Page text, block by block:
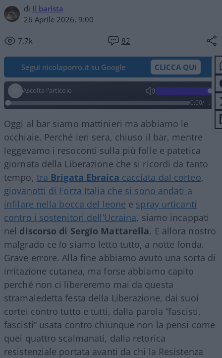
di Il barista
26 Aprile 2026, 9:00
7.7k 82
Segui nicolaporro.it su Google CLICCA QUI
Ascolta l'articolo
0:00/--:--
Oggi al bar siamo mattinieri ma abbiamo le
occhiaie. Perché ieri sera, chiuso il bar, mentre
leggevamo i resoconti sulla più folle e patetica
giornata della Liberazione che si ricordi da tanto
tempo, tra Brigata Ebraica cacciata dal corteo,
giovanotti di Forza Italia che si sono andati a
infilare nella bocca del leone e spray urticanti
contro i sostenitori dell’Ucraina, siamo incappati
nel discorso di Sergio Mattarella. E allora nostro
malgrado ce lo siamo letto tutto, a notte fonda.
Grave errore. Alla fine abbiamo avuto una sorta di
irritazione cutanea, ma forse abbiamo capito
perché non ci libereremo mai da questa
stramaledetta festa della Liberazione, dai suoi
cortei contro tutto e tutti, dalla parola “fascisti,
fascisti” usata contro chiunque non la pensi come
quei quattro scalmanati, dalla retorica
resistenziale portata avanti da chi la Resistenza